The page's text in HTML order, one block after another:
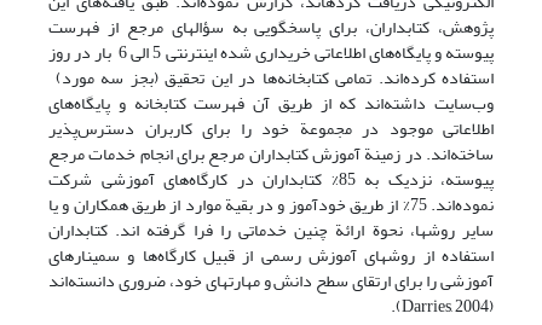
پژوهش، کتابداران، برای پاسخگویی به سؤالهای مرجع از فهرست
پیوسته و پایگاه‌های اطلاعاتی خریداری شده اینترنتی 5 الی 6 بار در روز
استفاده کرده‌اند. تمامی کتابخانه‌ها در این تحقیق (بجز سه مورد)
وب‌سایت داشته‌اند که از طریق آن فهرست کتابخانه و پایگاه‌های
اطلاعاتی موجود در مجموعة خود را برای کاربران دسترس‌پذیر
ساخته‌اند. در زمینة آموزش کتابداران مرجع برای انجام خدمات مرجع
پیوسته، نزدیک به 85% کتابداران در کارگاه‌های آموزشی شرکت
نموده‌اند. 75% از طریق خودآموز و در بقیة موارد از طریق همکاران و یا
سایر روشها، نحوة ارائة چنین خدماتی را فرا گرفته اند. کتابداران
استفاده از روشهای آموزش رسمی از قبیل کارگاه‌ها و سمینارهای
آموزشی را برای ارتقای سطح دانش و مهارتهای خود، ضروری دانسته‌اند
(Darries, 2004).